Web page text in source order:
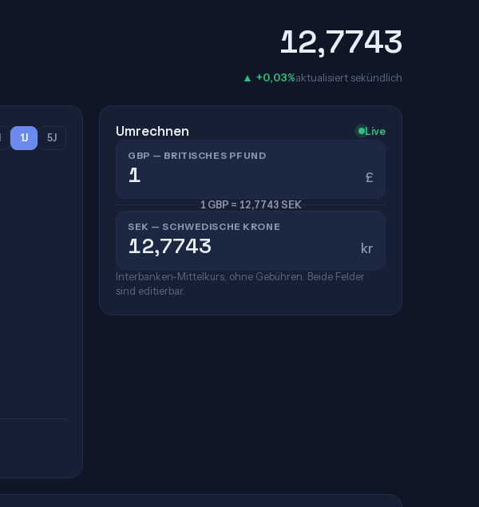
12,7743
▲ +0,03%aktualisiert sekündlich
1J 5J Umrechnen Live
GBP — BRITISCHES PFUND
£
1 GBP = 12,7743 SEK
SEK — SCHWEDISCHE KRONE
kr
Interbanken-Mittelkurs, ohne Gebühren. Beide Felder
sind editierbar.